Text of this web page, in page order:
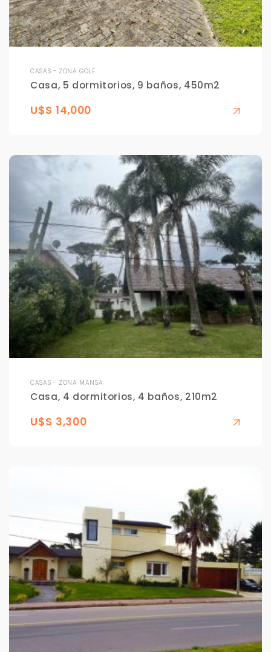
CASAS - ZONA GOLF
Casa, 5 dormitorios, 9 baños, 450m2
U$S 14,000
CASAS - ZONA MANSA
Casa, 4 dormitorios, 4 baños, 210m2
U$S 3,300